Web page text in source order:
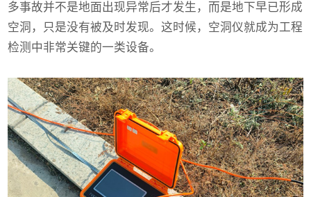
多事故并不是地面出现异常后才发生，而是地下早已形成
空洞，只是没有被及时发现。这时候， 空洞仪就成为工程
检测中非常关键的一类设备。